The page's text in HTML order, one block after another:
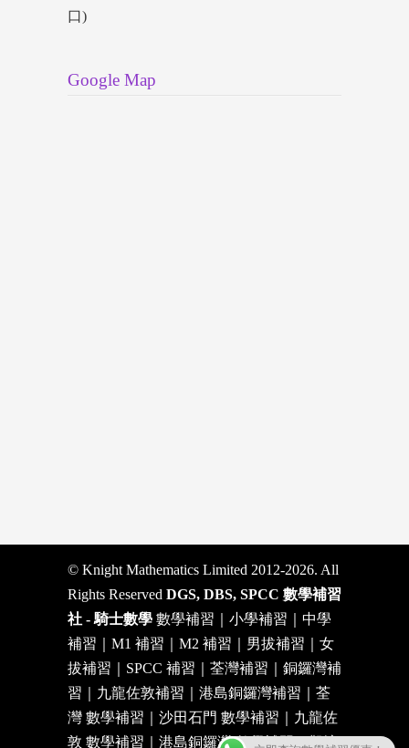
口)
Google Map
© Knight Mathematics Limited 2012-2026. All
Rights Reserved DGS, DBS, SPCC 數學補習
社 - 騎士數學 數學補習｜小學補習｜中學
補習｜M1 補習｜M2 補習｜男拔補習｜女
拔補習｜SPCC 補習｜荃灣補習｜銅鑼灣補
習｜九龍佐敦補習｜港島銅鑼灣補習｜荃
灣 數學補習｜沙田石門 數學補習｜九龍佐
敦 數學補習｜港島銅鑼灣 數學補習｜觀塘